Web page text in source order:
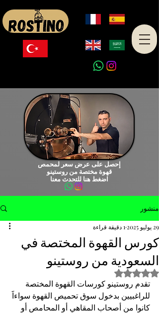
إحصل على عرض سعر لمحمص
قهوة مختصة من روستينو
اضغط هنا للتحدث معنا
منشور
كورس القهوة المختصة في
السعودية من روستينو
29 يوليو 2025 1 دقيقة قراءة
تم التقييم بـ ليس رقمًا من أصل 5 نجوم.
تقدم روستينو كورسات القهوة المختصة
للراغبيين بدخول سوق تحميص القهوة سواءاََ
كانوا من أصحاب المقاهي أو المحامص أو